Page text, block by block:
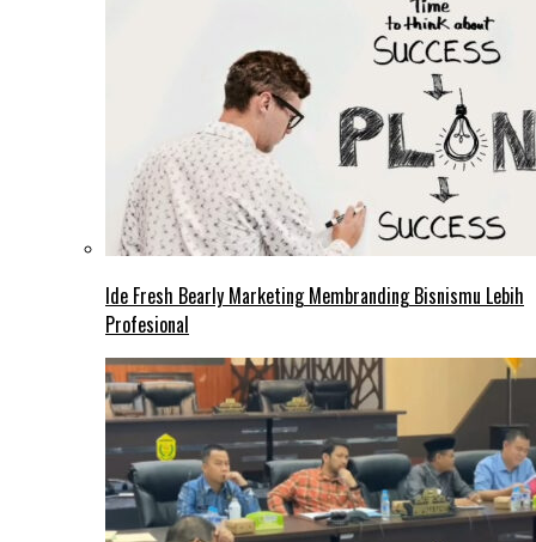
Ide Fresh Bearly Marketing Membranding Bisnismu Lebih
Profesional